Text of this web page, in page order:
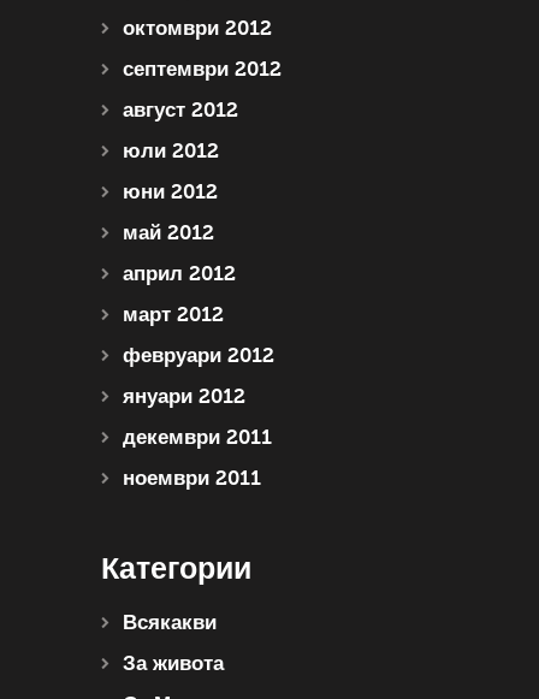
октомври 2012
септември 2012
август 2012
юли 2012
юни 2012
май 2012
април 2012
март 2012
февруари 2012
януари 2012
декември 2011
ноември 2011
Категории
Всякакви
За живота